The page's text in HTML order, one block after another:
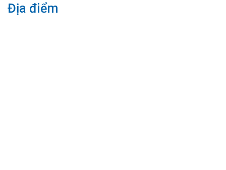
Địa điểm